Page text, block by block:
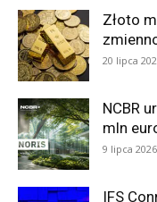
Złoto
20 lipca
NCBR
mln
9 lipca 2026
IFS